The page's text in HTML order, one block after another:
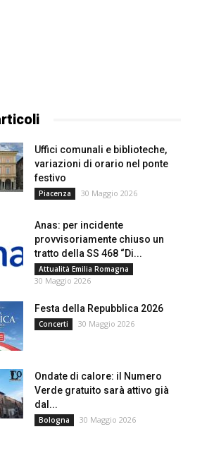
Uffici comunali e biblioteche,
variazioni di orario nel ponte
festivo
Piacenza 30 Maggio 2026
Anas: per incidente
provvisoriamente chiuso un
tratto della SS 468 “Di...
Attualità Emilia Romagna
30 Maggio 2026
Festa della Repubblica 2026
Concerti 30 Maggio 2026
Ondate di calore: il Numero
Verde gratuito sarà attivo già
dal...
Bologna 30 Maggio 2026